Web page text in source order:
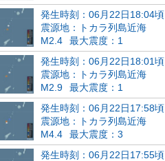
発生時刻：06月22日18:04頃
震源地：トカラ列島近海
M2.4
最大震度：1
発生時刻：06月22日18:01頃
震源地：トカラ列島近海
M2.9
最大震度：1
発生時刻：06月22日17:58頃
震源地：トカラ列島近海
M4.4
最大震度：3
発生時刻：06月22日17:55頃